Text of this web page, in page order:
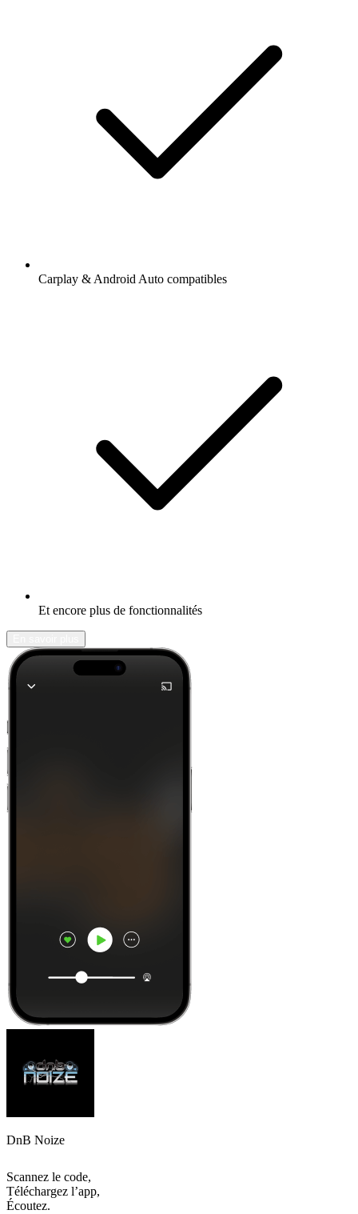
Carplay & Android Auto compatibles
Et encore plus de fonctionnalités
DnB Noize
Scannez le code,
Téléchargez l’app,
Écoutez.